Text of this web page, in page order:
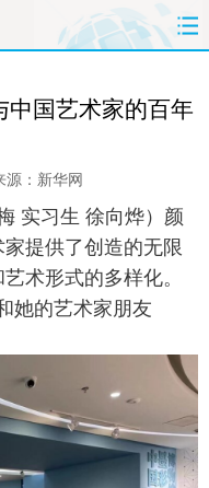
文化
图片 信息
长三角
中国艺术家的百年
源： 新华网
实习生 徐向烨）颜
提供了创造的无限
术形式的多样化。
她的艺术家朋友